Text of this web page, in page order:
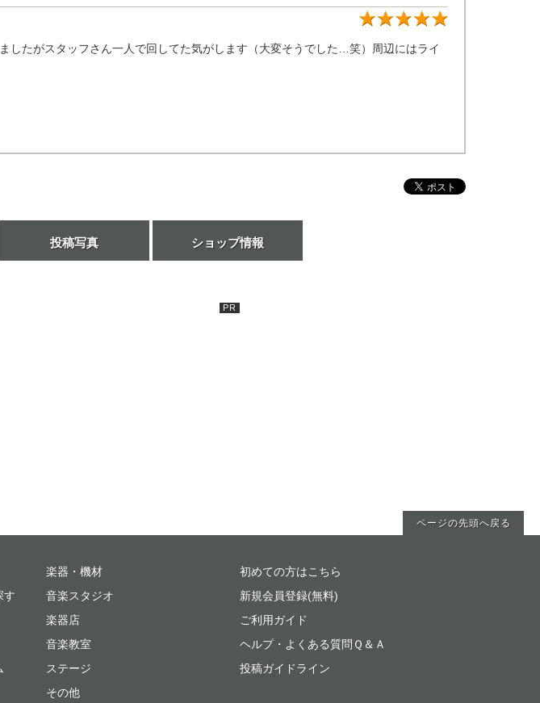
したがスタッフさん一人で回してた気がします（大変そうでした…笑）周辺にはライ
投稿写真 ショップ情報
ページの先頭へ戻る
す
楽器・機材
音楽スタジオ
楽器店
音楽教室
ステージ
その他
初めての方はこちら
新規会員登録(無料)
ご利用ガイド
ヘルプ・よくある質問Ｑ＆Ａ
投稿ガイドライン